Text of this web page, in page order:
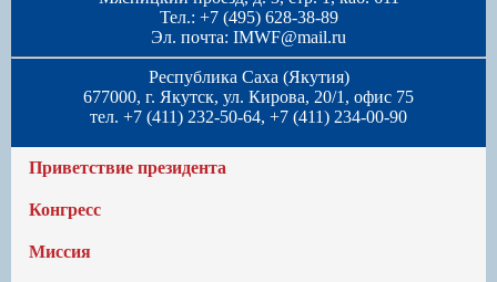
Тел.: +7 (495) 628-38-89
Эл. почта: IMWF@mail.ru
Республика Саха (Якутия)
677000, г. Якутск, ул. Кирова, 20/1, офис 75
тел. +7 (411) 232-50-64, +7 (411) 234-00-90
Приветствие президента
Конгресс
Миссия